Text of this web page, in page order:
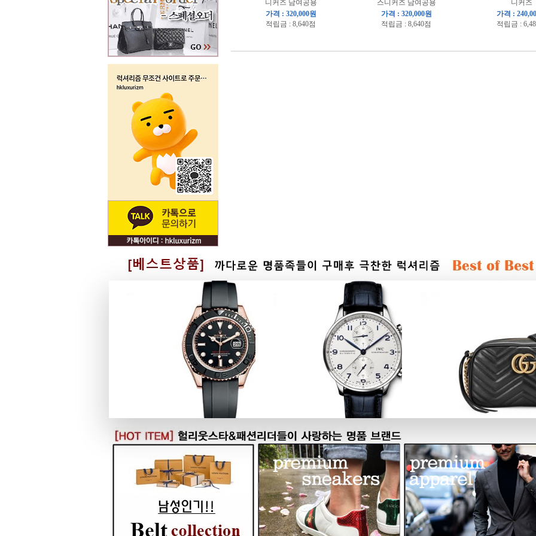
니커즈 남여공용
가격 : 320,000원
적립금 : 8,640점
스니커즈 남여공용
가격 : 320,000원
적립금 : 8,640점
니커즈
가격 :
적립금 :